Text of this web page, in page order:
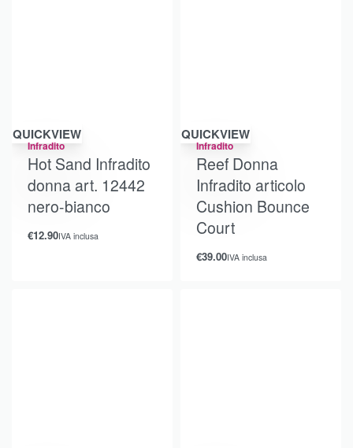
QUICKVIEW
Infradito
Hot Sand Infradito
donna art. 12442
nero-bianco
€12.90IVA inclusa
QUICKVIEW
Infradito
Reef Donna
Infradito articolo
Cushion Bounce
Court
€39.00IVA inclusa